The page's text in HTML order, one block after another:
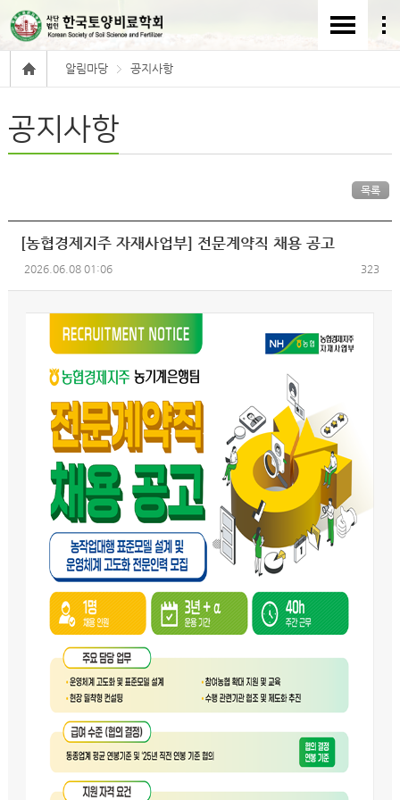
알림마당 공지사항
공지사항
목록
[농협경제지주 자재사업부] 전문계약직 채용 공고
2026.06.08 01:06 323